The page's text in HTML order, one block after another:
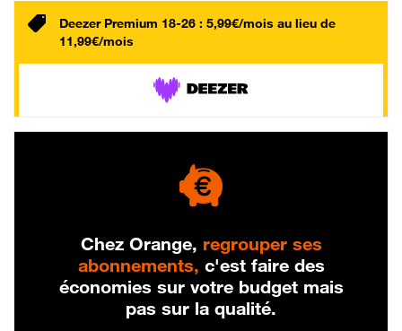
Deezer Premium 18-26 : 5,99€/mois au lieu de
11,99€/mois
Chez Orange, regrouper ses
abonnements, c'est faire des
économies sur votre budget mais
pas sur la qualité.